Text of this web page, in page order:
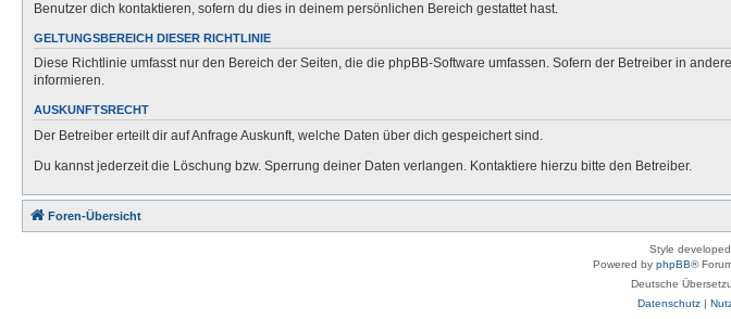
Benutzer dich kontaktieren, sofern du dies in deinem persönlichen Bereich gestattet hast.
GELTUNGSBEREICH DIESER RICHTLINIE
Diese Richtlinie umfasst nur den Bereich der Seiten, die die phpBB-Software umfassen. Sofern der Betreiber in
informieren.
AUSKUNFTSRECHT
Der Betreiber erteilt dir auf Anfrage Auskunft, welche Daten über dich gespeichert sind.
Du kannst jederzeit die Löschung bzw. Sperrung deiner Daten verlangen. Kontaktiere hierzu bitte den Betreiber.
Foren-Übersicht
Style
Powered by phpBB®
Deutsche
Datenschutz|